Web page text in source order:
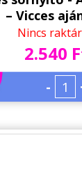
– Vicces
Nincs
2.540
-